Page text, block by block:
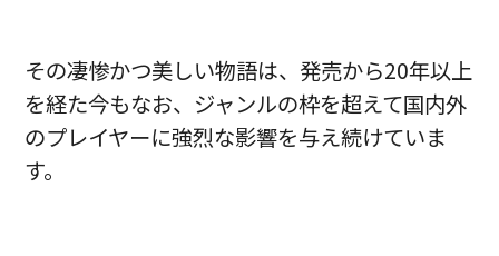
その凄惨かつ美しい物語は、発売から20年以上
を経た今もなお、ジャンルの枠を超えて国内外
のプレイヤーに強烈な影響を与え続けていま
す。